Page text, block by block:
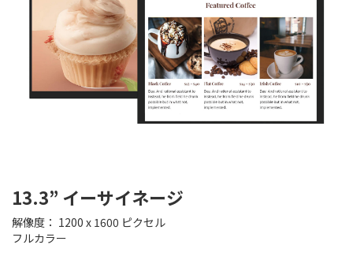
13.3” イーサイネージ
解像度： 1200 x 1600 ピクセル
フルカラー